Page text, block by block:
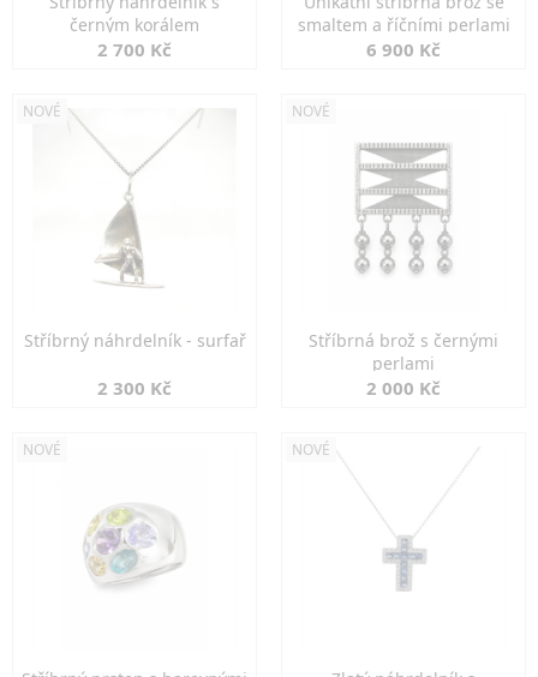
černým korálem
2 700 Kč
smaltem a říčními perlami
6 900 Kč
NOVÉ
Stříbrný náhrdelník - surfař
2 300 Kč
NOVÉ
Stříbrná brož s černými
perlami
2 000 Kč
NOVÉ NOVÉ